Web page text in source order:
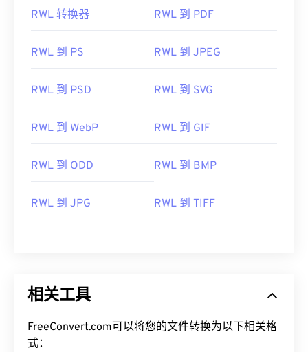
RWL 转换器 RWL 到 PDF
RWL 到 PS RWL 到 JPEG
RWL 到 PSD RWL 到 SVG
RWL 到 WebP RWL 到 GIF
RWL 到 ODD RWL 到 BMP
RWL 到 JPG RWL 到 TIFF
相关工具
FreeConvert.com可以将您的文件转换为以下相关格
式：